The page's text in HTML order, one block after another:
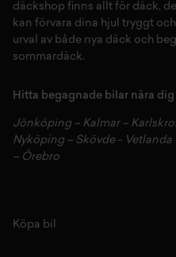
däckshop finns allt för däck,
kan förvara dina hjul tryggt
urval av både nya däck och
sommardäck.
Hitta begagnade bilar nära dig
Jönköping– Kalmar –
Nyköping– Skövde- Vetlanda
– Örebro
Köpa bil